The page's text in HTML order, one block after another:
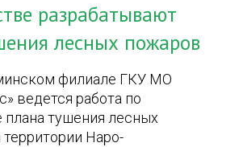
разрабатывают
лесных пожаров
филиале ГКУ МО
ведется работа по
плана тушения лесных
Наро-